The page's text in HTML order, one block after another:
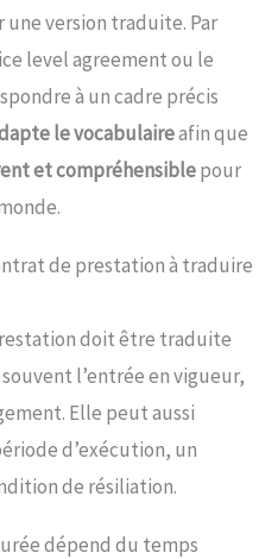
une version traduite. Par
level agreement ou le
à un cadre précis
le vocabulaireafin que
et compréhensiblepour
de prestation à traduire
doit être traduite
l’entrée en vigueur,
Elle peut aussi
d’exécution, un
de résiliation.
dépend du temps